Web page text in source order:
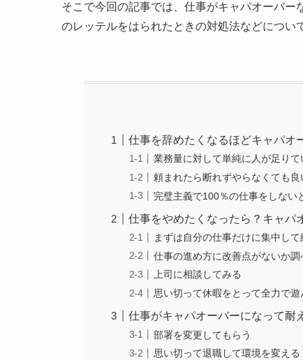
そこで今回の記事では、仕事がキャパオーバー
のレッテルをはられたときの対処法などについ
仕事を辞めたくなるほどキャパオ
業務量に対して単純に人が足りて
頼まれたら断れずやらなくても
完璧主義で100％の仕事をしない
仕事をやめたくなったら？キャパ
まずは自分の仕事だけに集中して
仕事の進め方に改善点がないか調
上司に相談してみる
思い切って休暇をとって全力で遊
仕事がキャパオーバーになって耐
部署を変更してもらう
思い切って退職して環境を変える